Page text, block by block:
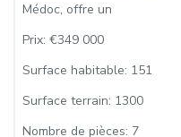
Médoc, offre un
Prix: €349 000
Surface habitable: 151
Surface terrain: 1300
Nombre de pièces: 7